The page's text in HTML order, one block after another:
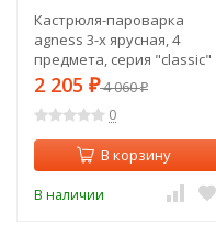
Кастрюля-пароварка
agness 3-х ярусная, 4
предмета, серия "classic"
диаметр=18см, 2,5л Agness
(933-501)
2 205 ₽4 060₽
0
В корзину
В наличии